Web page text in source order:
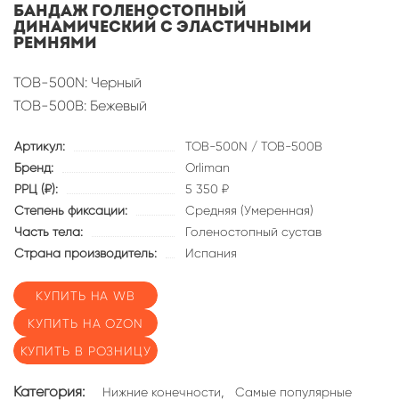
Бандаж голеностопный
динамический с эластичными
ремнями
TOB-500N: Черный
TOB-500B: Бежевый
Артикул:
TOB-500N / TOB-500B
Бренд:
Orliman
РРЦ (₽):
5 350 ₽
Степень фиксации:
Средняя (Умеренная)
Часть тела:
Голеностопный сустав
Страна производитель:
Испания
КУПИТЬ НА WB
КУПИТЬ НА OZON
КУПИТЬ В РОЗНИЦУ
Категория: Нижние конечности, Самые популярные